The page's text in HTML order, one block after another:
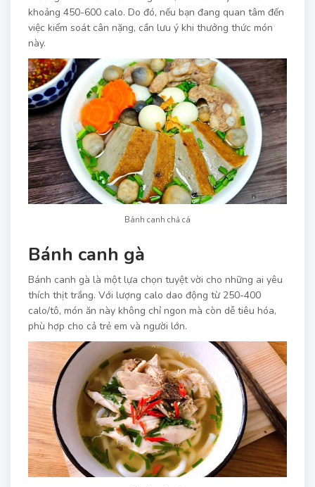
khoảng 450-600 calo. Do đó, nếu bạn đang quan tâm đến
việc kiểm soát cân nặng, cần lưu ý khi thưởng thức món
này.
Bánh canh chả cá
Bánh canh gà
Bánh canh gà là một lựa chọn tuyệt vời cho những ai yêu
thích thịt trắng. Với lượng calo dao động từ 250-400
calo/tô, món ăn này không chỉ ngon mà còn dễ tiêu hóa,
phù hợp cho cả trẻ em và người lớn.